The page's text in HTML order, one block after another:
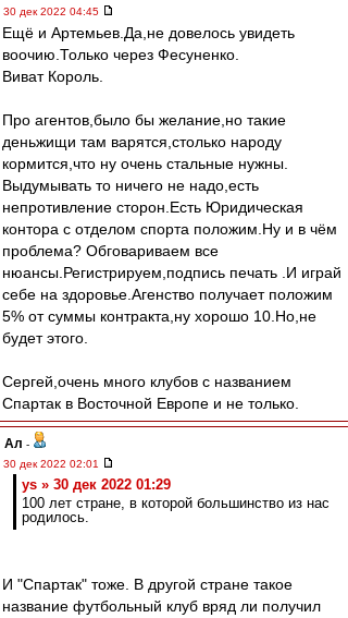
30 дек 2022 04:45
Ещё и Артемьев.Да,не довелось увидеть
воочию.Только через Фесуненко.
Виват Король.
Про агентов,было бы желание,но такие
деньжищи там варятся,cтолько народу
кормится,что ну очень стальные нужны.
Выдумывать то ничего не надо,есть
непротивление сторон.Есть Юридическая
контора с отделом спорта положим.Ну и в чём
проблема? Обговариваем все
нюансы.Регистрируем,подпись печать .И играй
себе на здоровье.Агенство получает положим
5% от суммы контракта,ну хорошо 10.Но,не
будет этого.
Сергей,очень много клубов с названием
Спартак в Восточной Европе и не только.
Ал -
30 дек 2022 02:01
ys » 30 дек 2022 01:29
100 лет стране, в которой большинство из нас
родилось.
И "Спартак" тоже. В другой стране такое
название футбольный клуб вряд ли получил